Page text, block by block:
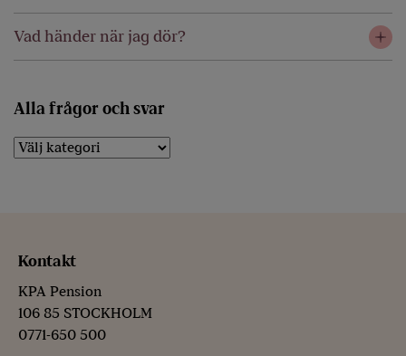
Vad händer när jag dör?
Alla frågor och svar
Kontakt
KPA Pension
106 85 STOCKHOLM
0771-650 500